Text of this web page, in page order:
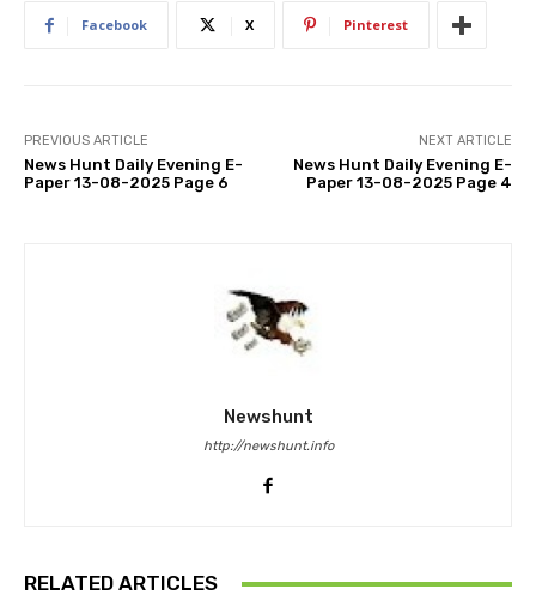
Facebook X Pinterest
PREVIOUS ARTICLE
News Hunt Daily Evening E-
Paper 13-08-2025 Page 6
NEXT ARTICLE
News Hunt Daily Evening E-
Paper 13-08-2025 Page 4
Newshunt
http://newshunt.info
RELATED ARTICLES